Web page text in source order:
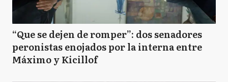
“Que se dejen de romper”: dos senadores
peronistas enojados por la interna entre
Máximo y Kicillof